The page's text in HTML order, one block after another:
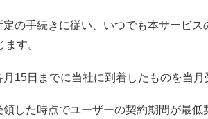
の手続きに従い、いつでも本サービ
す。
15日までに当社に到着したものを当
した時点でユーザーの契約期間が最